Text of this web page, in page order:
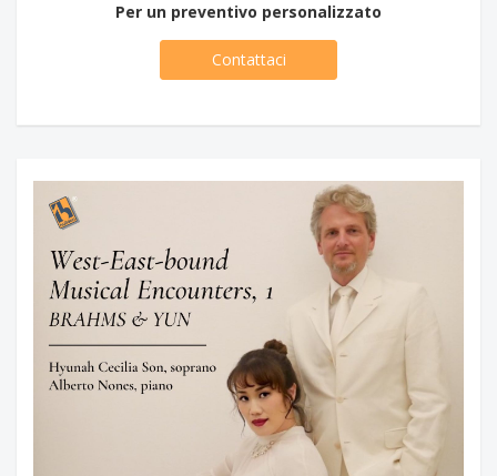
Per un preventivo personalizzato
Contattaci